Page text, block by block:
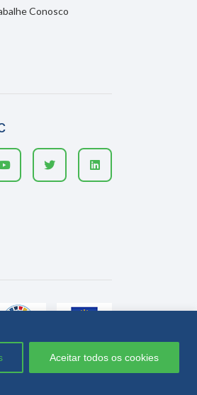
Aceitar todos os cookies
Conosco
de privacidade